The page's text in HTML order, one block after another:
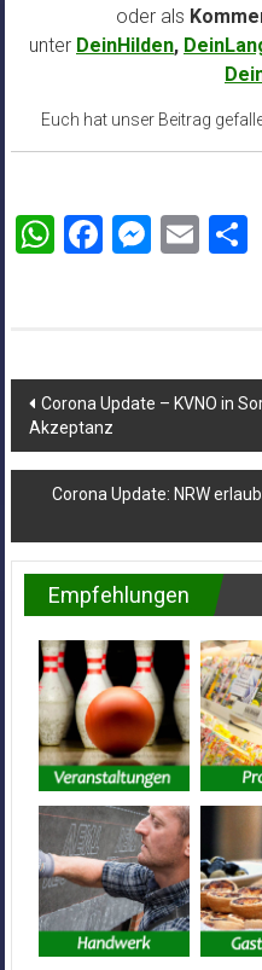
oder als
unter DeinHilden,
Euch hat unser Beitrag
WhatsApp
Facebook
Corona Update – KVNO in
Akzeptanz
Corona Update: NRW
Empfehlungen